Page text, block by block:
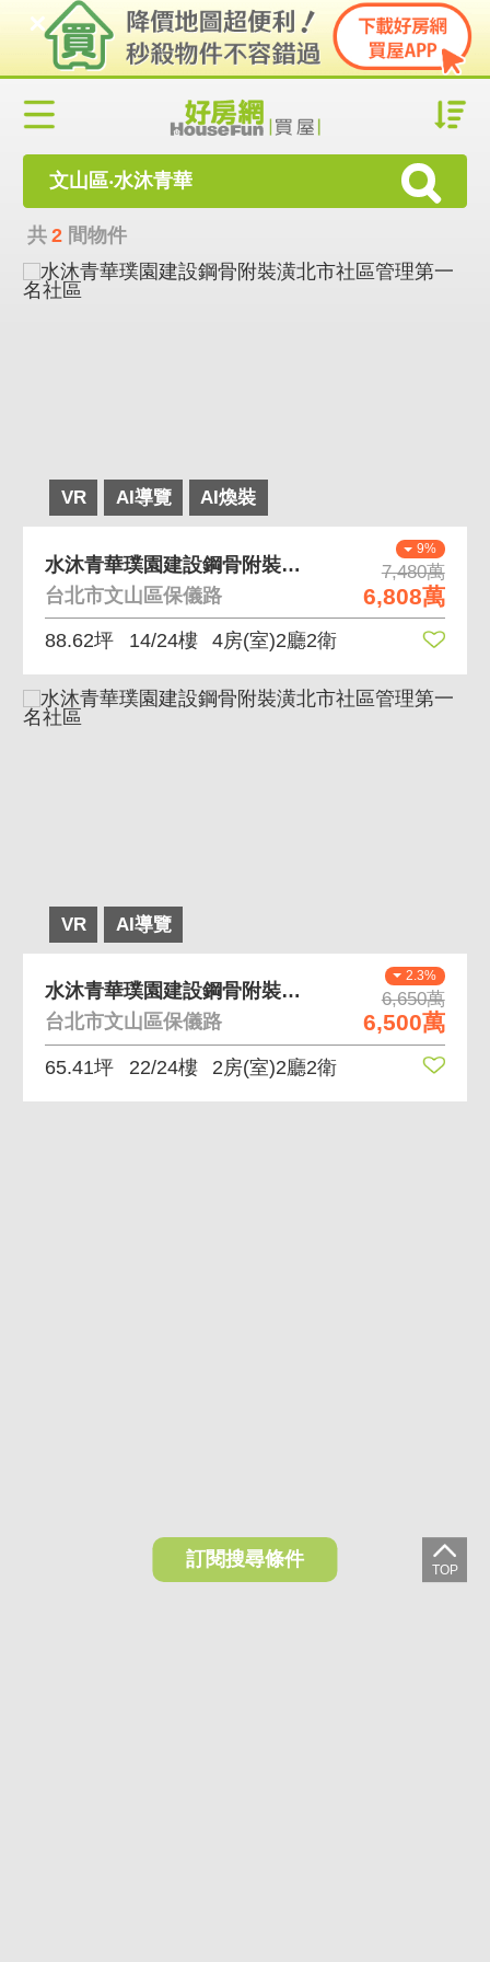
文山區‧水沐青華
共 2 間物件
VR AI導覽 AI煥裝
9%
7,480萬
6,808萬
水沐青華璞園建設鋼骨附裝潢北市社區管理第一名社區
台北市文山區保儀路
88.62坪 14/24樓 4房(室)2廳2衛
VR AI導覽
2.3%
6,650萬
6,500萬
水沐青華璞園建設鋼骨附裝潢北市社區管理第一名社區
台北市文山區保儀路
65.41坪 22/24樓 2房(室)2廳2衛
訂閱搜尋條件